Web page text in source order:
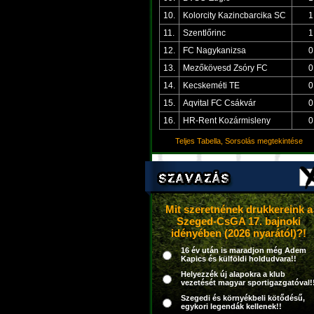
10.
Kolorcity Kazincbarcika SC
1
11.
Szentlőrinc
1
12.
FC Nagykanizsa
0
13.
Mezőkövesd Zsóry FC
0
14.
Kecskeméti TE
0
15.
Aqvital FC Csákvár
0
16.
HR-Rent Kozármisleny 0
Teljes Tabella, Sorsolás megtekintése
Mit szeretnének drukkereink a
Szeged-CsGA 17. bajnoki
idényében (2026 nyarától)?!
16 év után is maradjon még Adem
Kapics és külföldi holdudvara!!
Helyezzék új alapokra a klub
vezetését magyar
Szegedi és környékbeli kötődésű,
egykori legendák kellenek!!